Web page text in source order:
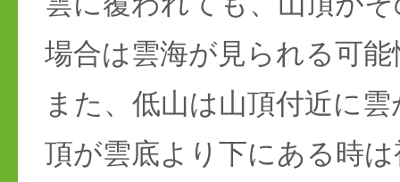
場合は雲海が見られる可
また、低山は山頂付近に
頂が雲底より下にある時